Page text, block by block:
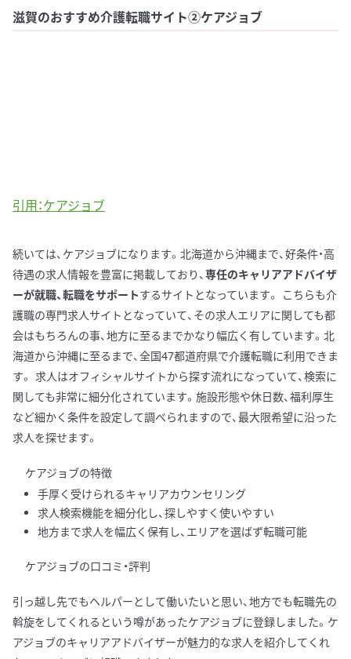
滋賀のおすすめ介護転職サイト②ケアジョブ
引用：ケアジョブ
続いては、ケアジョブになります。北海道から沖縄まで、好条件・高
待遇の求人情報を豊富に掲載しており、専任のキャリアアドバイザ
ーが就職、転職をサポートするサイトとなっています。 こちらも介
護職の専門求人サイトとなっていて、その求人エリアに関しても都
会はもちろんの事、地方に至るまでかなり幅広く有しています。北
海道から沖縄に至るまで、全国47都道府県で介護転職に利用できま
す。 求人はオフィシャルサイトから探す流れになっていて、検索に
関しても非常に細分化されています。施設形態や休日数、福利厚生
など細かく条件を設定して調べられますので、最大限希望に沿った
求人を探せます。
ケアジョブの特徴
手厚く受けられるキャリアカウンセリング
求人検索機能を細分化し、探しやすく使いやすい
地方まで求人を幅広く保有し、エリアを選ばず転職可能
ケアジョブの口コミ・評判
引っ越し先でもヘルパーとして働いたいと思い、地方でも転職先の
斡旋をしてくれるという噂があったケアジョブに登録しました。ケ
アジョブのキャリアアドバイザーが魅力的な求人を紹介してくれ